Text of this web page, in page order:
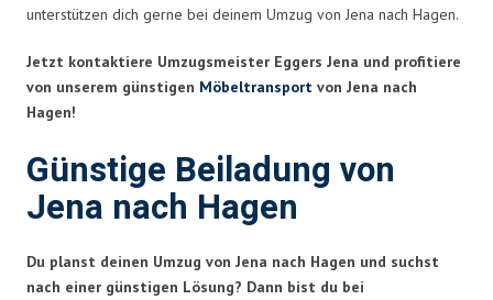
unterstützen dich gerne bei deinem Umzug von Jena nach Hagen.
Jetzt kontaktiere Umzugsmeister Eggers Jena und profitiere
von unserem günstigen Möbeltransport von Jena nach
Hagen!
Günstige Beiladung von
Jena nach Hagen
Du planst deinen Umzug von Jena nach Hagen und suchst
nach einer günstigen Lösung? Dann bist du bei